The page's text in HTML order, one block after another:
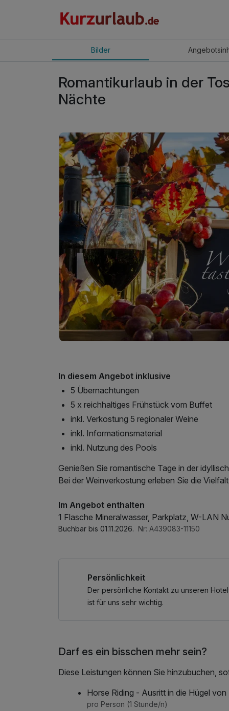
Bilder Angebot
Romantikurlaub in der
Nächte
In diesem Angebot inklusive
5 Übernachtungen
5 x reichhaltiges Frühstück vom Buffet
inkl. Verkostung 5 regionaler Weine
inkl. Informationsmaterial
inkl. Nutzung des Pools
Genießen Sie romantische Tage in der
Bei der Weinverkostung erleben Sie die
Im Angebot enthalten
1 Flasche Mineralwasser, Parkplatz, W-LAN
Buchbar bis 01.11.2026. Nr: A439083-11150
Persönlichkeit
Der persönliche Kontakt zu unseren
ist für uns sehr wichtig.
Darf es ein bisschen mehr sein?
Diese Leistungen können Sie hinzubuchen,
Horse Riding - Ausritt in die Hügel von
pro Person (1 Stunde/n)